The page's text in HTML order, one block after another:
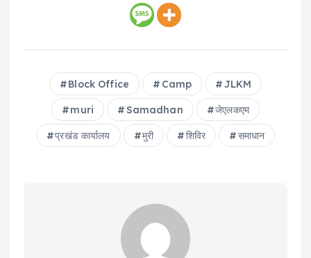
Block Office Camp JLKM
muri Samadhan जेएलकएम
प्रखंड कार्यालय मुरी शिविर समाधान